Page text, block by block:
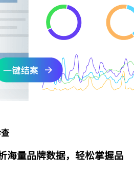
海量品牌数据，轻松掌握品